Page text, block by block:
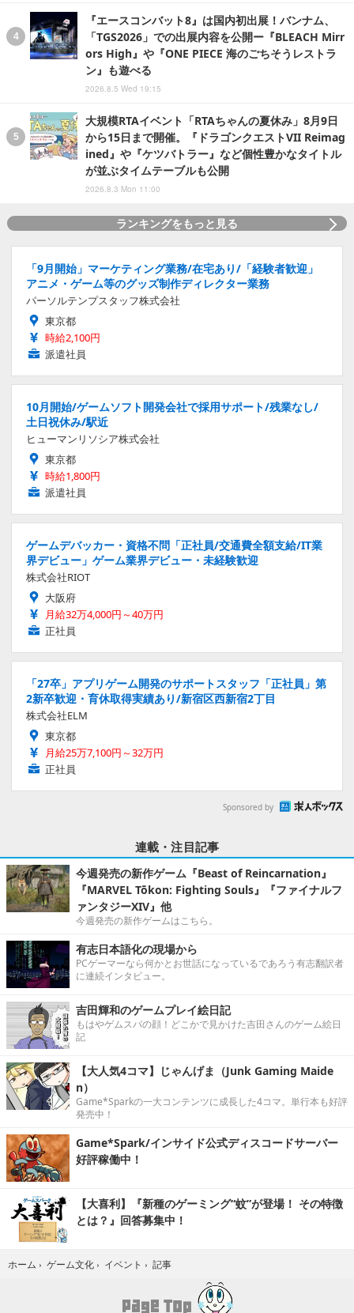
『エースコンバット8』は国内初出展！バンナム、
「TGS2026」での出展内容を公開ー『BLEACH Mirr
ors High』や『ONE PIECE 海のごちそうレストラ
ン』も遊べる
2026.8.5 Wed 19:15
大規模RTAイベント「RTAちゃんの夏休み」8月9日
から15日まで開催。『ドラゴンクエストVII Reimag
ined』や『ケツバトラー』など個性豊かなタイトル
が並ぶタイムテーブルも公開
2026.8.3 Mon 11:00
ランキングをもっと見る
「9月開始」マーケティング業務/在宅あり/「経験者歓迎」
アニメ・ゲーム等のグッズ制作ディレクター業務
パーソルテンプスタッフ株式会社
東京都
時給2,100円
派遣社員
10月開始/ゲームソフト開発会社で採用サポート/残業なし/
土日祝休み/駅近
ヒューマンリソシア株式会社
東京都
時給1,800円
派遣社員
ゲームデバッカー・資格不問「正社員/交通費全額支給/IT業
界デビュー」ゲーム業界デビュー・未経験歓迎
株式会社RIOT
大阪府
月給32万4,000円～40万円
正社員
「27卒」アプリゲーム開発のサポートスタッフ「正社員」第
2新卒歓迎・育休取得実績あり/新宿区西新宿2丁目
株式会社ELM
東京都
月給25万7,100円～32万円
正社員
Sponsored by
連載・注目記事
今週発売の新作ゲーム『Beast of Reincarnation』
『MARVEL Tōkon: Fighting Souls』『ファイナルフ
ァンタジーXIV』他
今週発売の新作ゲームはこちら。
有志日本語化の現場から
PCゲーマーなら何かとお世話になっているであろう有志翻訳者
に連続インタビュー。
吉田輝和のゲームプレイ絵日記
もはやゲムスパの顔！どこかで見かけた吉田さんのゲーム絵日
記
【大人気4コマ】じゃんげま（Junk Gaming Maide
n）
Game*Sparkの一大コンテンツに成長した4コマ。単行本も好評
発売中！
Game*Spark/インサイド公式ディスコードサーバー
好評稼働中！
【大喜利】『新種のゲーミング“蚊”が登場！ その特徴
とは？』回答募集中！
ホーム › ゲーム文化 › イベント › 記事